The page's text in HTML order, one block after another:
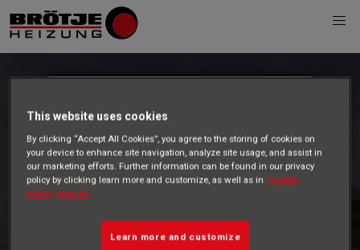
main
contentBRÖTJE
Mediendatenb
ank
Bitte
Nutzungsbe
dingungen
akzeptieren,
This website uses cookies
By clicking “Accept All Cookies”, you agree to the storing of cookies on
your device to enhance site navigation, analyze site usage, and assist in
our marketing efforts. Further information can be found in our privacy
policy by clicking learn more and customize, as well as in Cookie
policy Imprint
Learn more and customize